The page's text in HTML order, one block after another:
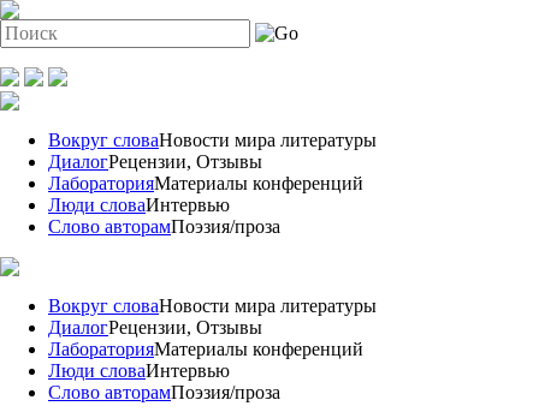
Вокруг словаНовости мира литературы
ДиалогРецензии, Отзывы
ЛабораторияМатериалы конференций
Люди словаИнтервью
Слово авторамПоэзия/проза
Вокруг словаНовости мира литературы
ДиалогРецензии, Отзывы
ЛабораторияМатериалы конференций
Люди словаИнтервью
Слово авторамПоэзия/проза